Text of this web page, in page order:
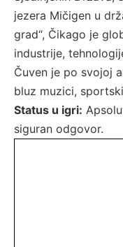
jezera Mičigen u
grad“, Čikago je
industrije,
Čuven je po svojoj
bluz muzici,
Status u igri:
siguran odgovor.